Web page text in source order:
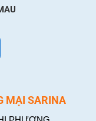
MẠI SARINA